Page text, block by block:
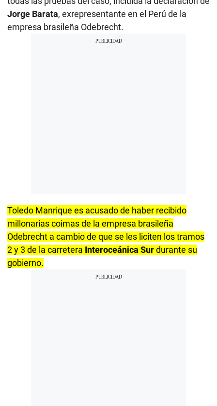
Jorge Barata, exrepresentante en el Perú de la
empresa brasileña Odebrecht.
Toledo Manrique es acusado de haber recibido
millonarias coimas de la empresa brasileña
Odebrecht a cambio de que se les liciten los tramos
2 y 3 de la carretera Interoceánica Surdurante su
gobierno.